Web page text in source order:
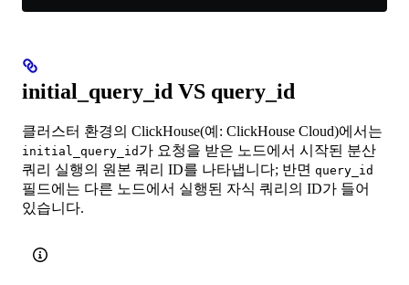
initial_query_id VS query_id
클러스터 환경의 ClickHouse(예: ClickHouse Cloud)에서는
initial_query_id 가 요청을 받은 노드에서 시작된 분산
쿼리 실행의 원본 쿼리 ID를 나타냅니다; 반면 query_id
필드에는 다른 노드에서 실행된 자식 쿼리의 ID가 들어
있습니다.